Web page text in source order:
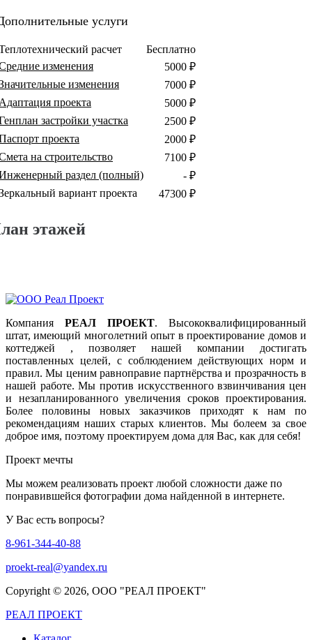
услуги
расчет
Бесплатно
изменения
5000 ₽
изменения
7000 ₽
проекта
5000 ₽
застройки участка
2500 ₽
проекта
2000 ₽
на строительство
7100 ₽
раздел (полный)
- ₽
вариант проекта
47300 ₽
этажей
Компания РЕАЛ ПРОЕКТ. Высококвалифицированный
штат, имеющий многолетний опыт в проектирование домов и
коттеджей , позволяет нашей компании достигать
поставленных целей, с соблюдением действующих норм и
правил. Мы ценим равноправие партнёрства и прозрачность в
нашей работе. Мы против искусственного взвинчивания цен
и незапланированного увеличения сроков проектирования.
Более половины новых заказчиков приходят к нам по
рекомендациям наших старых клиентов. Мы болеем за свое
доброе имя, поэтому проектируем дома для Вас, как для себя!
Проект мечты
Мы можем реализовать проект любой сложности даже по
понравившейся фотографии дома найденной в интернете.
У Вас есть вопросы?
8-961-344-40-88
proekt-real@yandex.ru
Copyright © 2026, ООО "РЕАЛ ПРОЕКТ"
РЕАЛ ПРОЕКТ